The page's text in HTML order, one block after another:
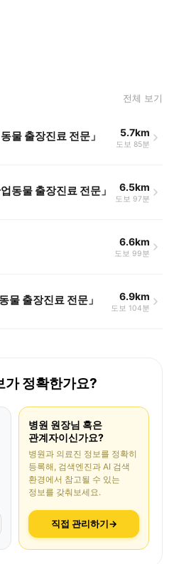
전체 보기
물 출장진료 전문」 5.7km
도보 85분
동물 출장진료 전문」 6.5km
도보 97분
6.6km
도보 99분
물 출장진료 전문」 6.9km
도보 104분
가 정확한가요?
병원 원장님 혹은
관계자이신가요?
병원과 의료진 정보를 정확히
등록해, 검색엔진과 AI 검색
환경에서 참고될 수 있는
정보를 갖춰보세요.
직접 관리하기→